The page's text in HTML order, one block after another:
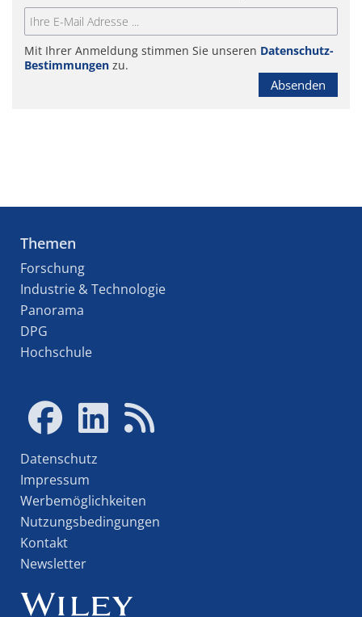
Mit Ihrer Anmeldung stimmen Sie unseren Datenschutz-
Bestimmungen zu.
Absenden
Themen
Forschung
Industrie & Technologie
Panorama
DPG
Hochschule
Datenschutz
Impressum
Werbemöglichkeiten
Nutzungsbedingungen
Kontakt
Newsletter